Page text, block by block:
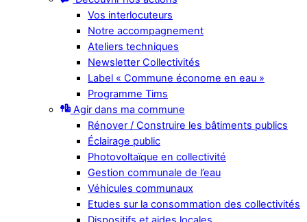
Vos interlocuteurs
Notre accompagnement
Ateliers techniques
Newsletter Collectivités
Label « Commune économe en eau »
Programme Tims
Agir dans ma commune
Rénover / Construire les bâtiments publics
Éclairage public
Photovoltaïque en collectivité
Gestion communale de l’eau
Véhicules communaux
Etudes sur la consommation des collectivités